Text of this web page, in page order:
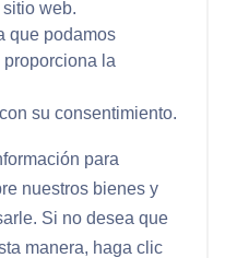
web.
que podamos
la
su consentimiento.
para
nuestros bienes y
Si no desea que
manera, haga clic